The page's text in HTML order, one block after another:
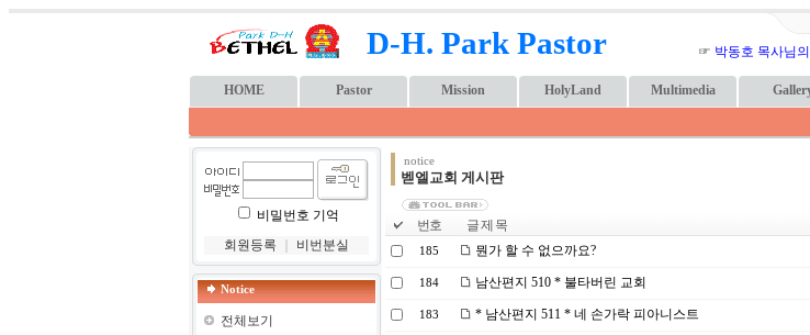
D-H. Park Pastor
☞ 박동호 목사님의
HOME Pastor Mission HolyLand Multimedia
비밀번호 기억
회원등록
비번분실
Notice
전체보기
notice
벧엘교회 게시판
번호 글 제 목
185 뭔가 할 수 없으까요?
184 남산편지 510 * 불타버린 교회
183 * 남산편지 511 * 네 손가락 피아니스트